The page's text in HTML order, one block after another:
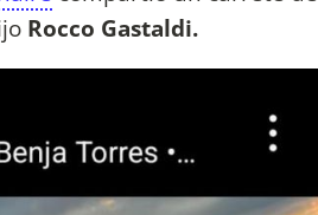
Rocco Gastaldi.